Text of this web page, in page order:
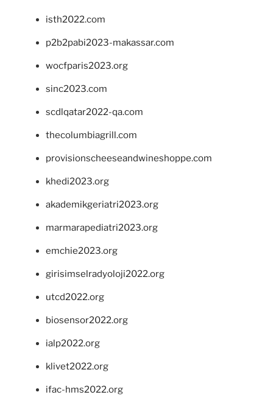
isth2022.com
p2b2pabi2023-makassar.com
wocfparis2023.org
sinc2023.com
scdlqatar2022-qa.com
thecolumbiagrill.com
provisionscheeseandwineshoppe.com
khedi2023.org
akademikgeriatri2023.org
marmarapediatri2023.org
emchie2023.org
girisimselradyoloji2022.org
utcd2022.org
biosensor2022.org
ialp2022.org
klivet2022.org
ifac-hms2022.org